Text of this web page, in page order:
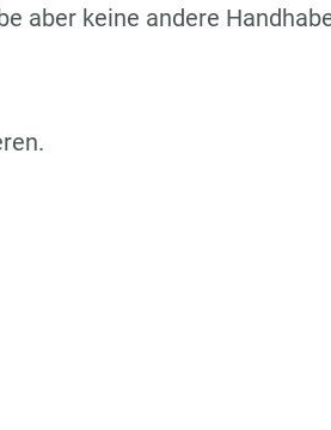
aber keine andere